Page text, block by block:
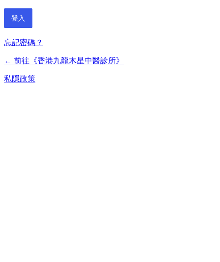
忘記密碼？
← 前往《香港九龍木星中醫診所》
私隱政策